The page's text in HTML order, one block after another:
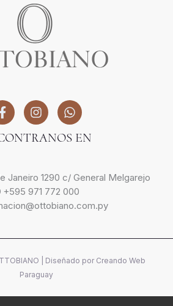
EN
Janeiro 1290 c/ General Melgarejo
+595 971 772 000
| Diseñado por Creando Web
Paraguay